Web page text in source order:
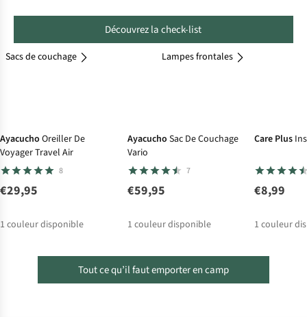
Découvrez la check-list
Assiettes Couverts
Sacs de couchage Lampes frontales
Ayacucho Oreiller De
Voyager Travel Air
8
€29,95
1 couleur disponible
Ayacucho Sac De Couchage
Vario
7
€59,95
1 couleur disponible
Care Plus
€8,99
1 couleur
Tout ce qu’il faut emporter en camp